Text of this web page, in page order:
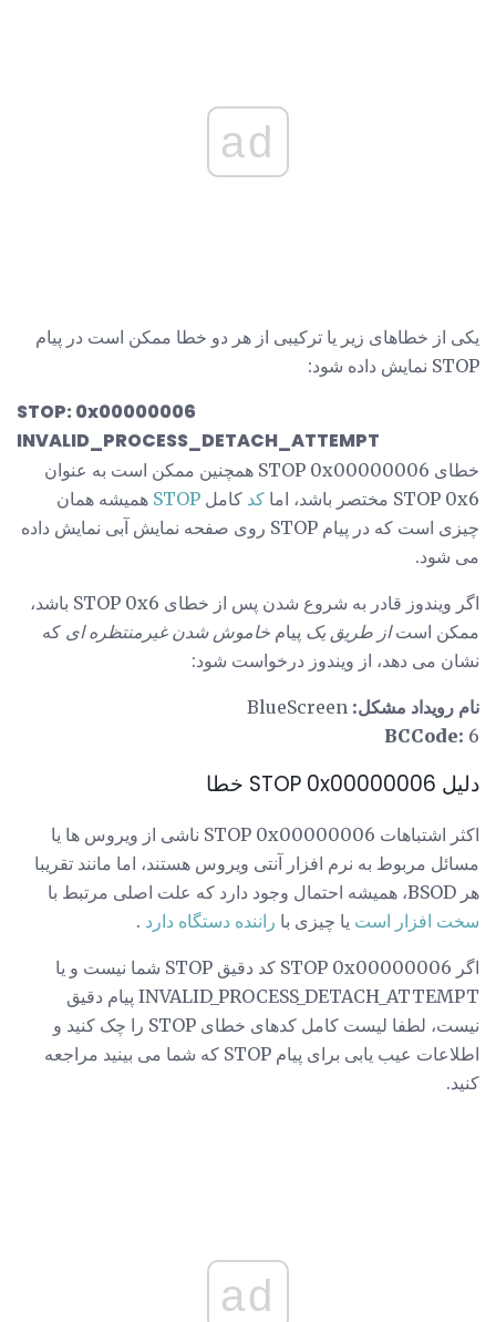
ad
یکی از خطاهای زیر یا ترکیبی از هر دو خطا ممکن است در پیام
STOP نمایش داده شود:
STOP: 0x00000006
INVALID_PROCESS_DETACH_ATTEMPT
خطای STOP 0x00000006 همچنین ممکن است به عنوان
STOP 0x6 مختصر باشد، اما
کد کامل STOP همیشه همان
چیزی است که در پیام STOP روی صفحه نمایش آبی نمایش داده
می شود.
اگر ویندوز قادر به شروع شدن پس از خطای STOP 0x6 باشد،
ممکن استاز طریق یک پیام خاموش شدن غیرمنتظره ای که
نشان می دهد، از ویندوز درخواست شود:
نام رویداد مشکل:
BCCode: 6
دلیل STOP 0x00000006 خطا
اکثر اشتباهات STOP 0x00000006 ناشی از ویروس ها یا
مسائل مربوط به نرم افزار آنتی ویروس هستند، اما مانند تقریبا
هر BSOD، همیشه احتمال وجود دارد که علت اصلی مرتبط با
سخت افزار است یا چیزی با راننده دستگاه دارد .
اگر STOP 0x00000006 کد دقیق STOP شما نیست و یا
INVALID_PROCESS_DETACH_ATTEMPT پیام دقیق
نیست، لطفا لیست کامل کدهای خطای STOP را چک کنید و
اطلاعات عیب یابی برای پیام STOP که شما می بینید مراجعه
کنید.
ad